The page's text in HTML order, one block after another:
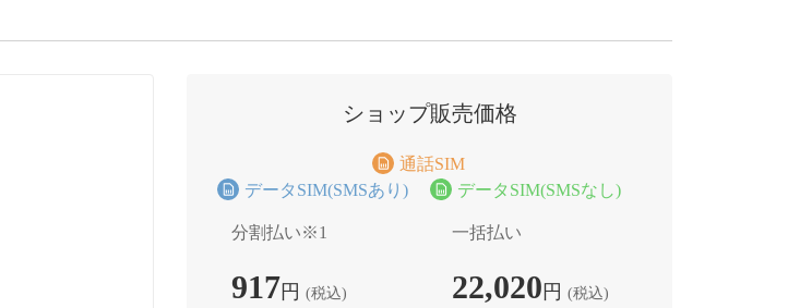
ショップ販売価格
通話SIM
データSIM(SMSあり)
データSIM(SMSなし)
分割払い※1
917円 (税込)
一括払い
22,020円 (税込)